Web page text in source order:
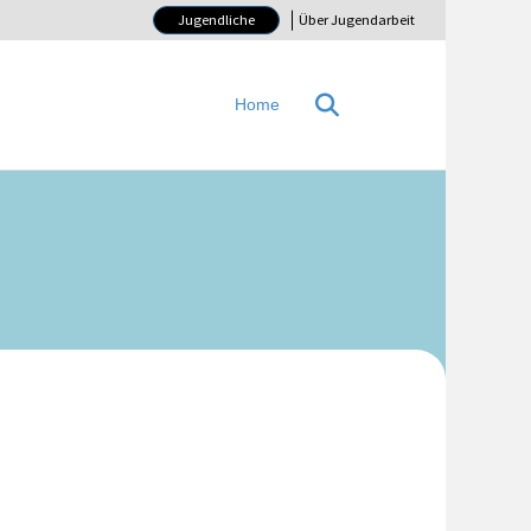
Jugendliche Über Jugendarbeit
Home